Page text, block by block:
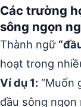
Các trường
sông ngọn
Thành ngữ
hoạt trong
Ví dụ 1: “Muốn
đầu sông ngọn